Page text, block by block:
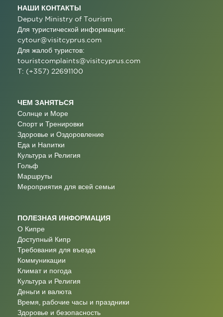
НАШИ КОНТАКТЫ
Deputy Ministry of Tourism
Для туристической информации:
cytour@visitcyprus.com
Для жалоб туристов:
touristcomplaints@visitcyprus.com
T: (+357) 22691100
ЧЕМ ЗАНЯТЬСЯ
Солнце и Море
Спорт и Тренировки
Здоровье и Оздоровление
Еда и Напитки
Культура и Религия
Гольф
Маршруты
Мероприятия для всей семьи
ПОЛЕЗНАЯ ИНФОРМАЦИЯ
О Кипре
Доступный Кипр
Требования для въезда
Коммуникации
Климат и погода
Культура и Религия
Деньги и валюта
Время, рабочие часы и праздники
Здоровье и безопасность